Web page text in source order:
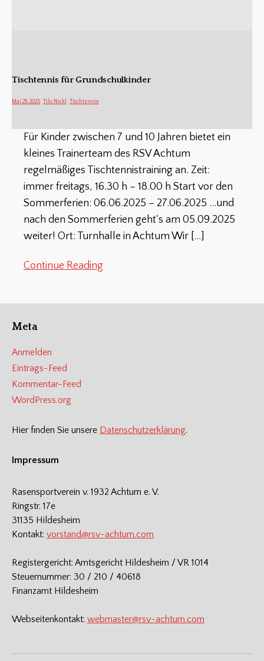
Tischtennis für Grundschulkinder
Mai 29, 2025 Tilo Nickl Tischtennis
Für Kinder zwischen 7 und 10 Jahren bietet ein
kleines Trainerteam des RSV Achtum
regelmäßiges Tischtennistraining an. Zeit:
immer freitags, 16.30 h – 18.00 h Start vor den
Sommerferien: 06.06.2025 – 27.06.2025 …und
nach den Sommerferien geht's am 05.09.2025
weiter! Ort: Turnhalle in Achtum Wir […]
Continue Reading
Meta
Anmelden
Eintrags-Feed
Kommentar-Feed
WordPress.org
Hier finden Sie unsere Datenschutzerklärung.
Impressum
Rasensportverein v. 1932 Achtum e. V.
Ringstr. 17e
31135 Hildesheim
Kontakt: vorstand@rsv-achtum.com
Registergericht: Amtsgericht Hildesheim / VR 1014
Steuernummer: 30 / 210 / 40618
Finanzamt Hildesheim
Webseitenkontakt: webmaster@rsv-achtum.com